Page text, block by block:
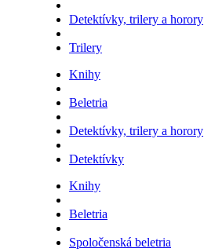
Detektívky, trilery a horory
Trilery
Knihy
Beletria
Detektívky, trilery a horory
Detektívky
Knihy
Beletria
Spoločenská beletria